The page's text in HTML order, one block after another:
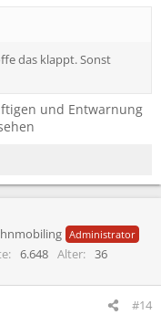
das klappt. Sonst
und Entwarnung
Administrator
6.648 Alter
36
#14